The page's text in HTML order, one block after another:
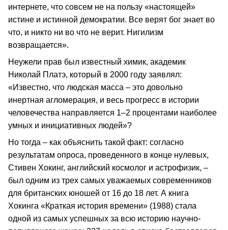
интернете, что совсем не на пользу «настоящей»
истине и истинной демократии. Все верят бог знает во
что, и никто ни во что не верит. Нигилизм
возвращается».
Неужели прав был известный химик, академик
Николай Платэ, который в 2000 году заявлял:
«Известно, что людская масса – это довольно
инертная агломерация, и весь прогресс в истории
человечества направляется 1–2 процентами наиболее
умных и инициативных людей»?
Но тогда – как объяснить такой факт: согласно
результатам опроса, проведенного в конце нулевых,
Стивен Хокинг, английский космолог и астрофизик, –
был одним из трех самых уважаемых современников
для британских юношей от 16 до 18 лет. А книга
Хокинга «Краткая история времени» (1988) стала
одной из самых успешных за всю историю научно-